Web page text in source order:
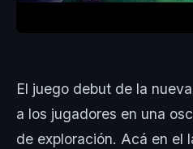
El juego debut de la
a los jugadores en una
de exploración. Acá en el